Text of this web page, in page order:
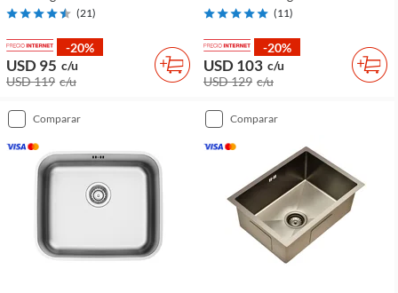
(21)
-20%
USD 95 c/u
USD 119 c/u
(11)
-20%
USD 103 c/u
USD 129 c/u
comparar comparar